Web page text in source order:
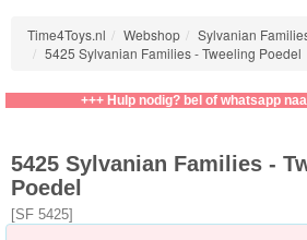
Baby
Kapsalon
School/Kinderopvang
Vakantie
Time4Toys.nl Webshop
Sylvanian
5425 Sylvanian Families - Tweeling Poedel
+++ Hulp nodig? bel of whatsapp naar
5425 Sylvanian Families -
Poedel
[SF 5425]